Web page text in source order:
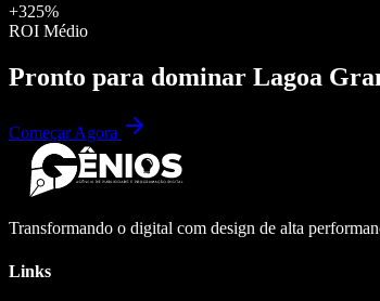
+325%
ROI Médio
Pronto para dominar Lagoa
Começar Agora
Transformando o digital com design de alta
Links